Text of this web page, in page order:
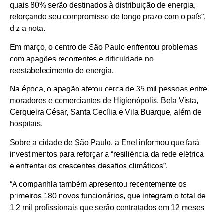
quais 80% serão destinados à distribuição de energia,
reforçando seu compromisso de longo prazo com o país”,
diz a nota.
Em março, o centro de São Paulo enfrentou problemas
com apagões recorrentes e dificuldade no
reestabelecimento de energia.
Na época, o apagão afetou cerca de 35 mil pessoas entre
moradores e comerciantes de Higienópolis, Bela Vista,
Cerqueira César, Santa Cecília e Vila Buarque, além de
hospitais.
Sobre a cidade de São Paulo, a Enel informou que fará
investimentos para reforçar a “resiliência da rede elétrica
e enfrentar os crescentes desafios climáticos”.
“A companhia também apresentou recentemente os
primeiros 180 novos funcionários, que integram o total de
1,2 mil profissionais que serão contratados em 12 meses